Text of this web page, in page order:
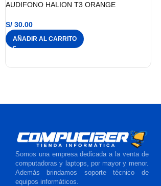
AUDIFONO HALION T3 ORANGE
S/ 30.00
AÑADIR AL CARRITO
Somos una empresa dedicada a la venta de
computadoras y laptops, por mayor y menor.
Además brindamos soporte técnico de
equipos informáticos.